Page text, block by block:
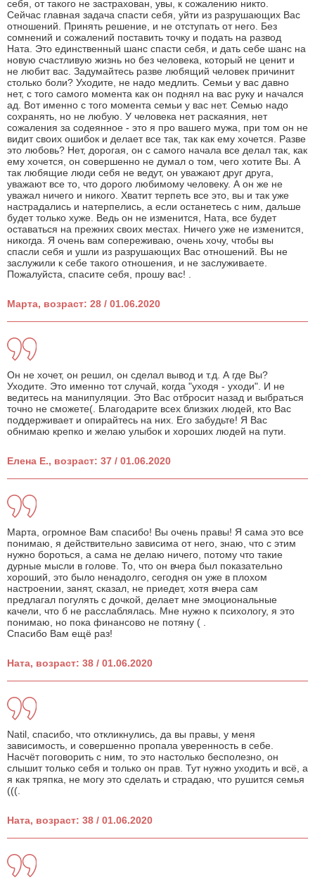
себя, от такого не застрахован, увы, к сожалению никто.
Сейчас главная задача спасти себя, уйти из разрушающих Вас
отношений. Принять решение, и не отступать от него. Без
сомнений и сожалений поставить точку и подать на развод
Ната. Это единственный шанс спасти себя, и дать себе шанс на
новую счастливую жизнь но без человека, который не ценит и
не любит вас. Задумайтесь разве любящий человек причинит
столько боли? Уходите, не надо медлить. Семьи у вас давно
нет, с того самого момента как он поднял на вас руку и начался
ад. Вот именно с того момента семьи у вас нет. Семью надо
сохранять, но не любую. У человека нет раскаяния, нет
сожаления за содеянное - это я про вашего мужа, при том он не
видит своих ошибок и делает все так, так как ему хочется. Разве
это любовь? Нет, дорогая, он с самого начала все делал так, как
ему хочется, он совершенно не думал о том, чего хотите Вы. А
так любящие люди себя не ведут, он уважают друг друга,
уважают все то, что дорого любимому человеку. А он же не
уважал ничего и никого. Хватит терпеть все это, вы и так уже
настрадались и натерпелись, а если останетесь с ним, дальше
будет только хуже. Ведь он не изменится, Ната, все будет
оставаться на прежних своих местах. Ничего уже не изменится,
никогда. Я очень вам сопереживаю, очень хочу, чтобы вы
спасли себя и ушли из разрушающих Вас отношений. Вы не
заслужили к себе такого отношения, и не заслуживаете.
Пожалуйста, спасите себя, прошу вас! .
Марта, возраст: 28 / 01.06.2020
Он не хочет, он решил, он сделал вывод и т.д. А где Вы?
Уходите. Это именно тот случай, когда "уходя - уходи". И не
ведитесь на манипуляции. Это Вас отбросит назад и выбраться
точно не сможете(. Благодарите всех близких людей, кто Вас
поддерживает и опирайтесь на них. Его забудьте! Я Вас
обнимаю крепко и желаю улыбок и хороших людей на пути.
Елена Е., возраст: 37 / 01.06.2020
Марта, огромное Вам спасибо! Вы очень правы! Я сама это все
понимаю, я действительно зависима от него, знаю, что с этим
нужно бороться, а сама не делаю ничего, потому что такие
дурные мысли в голове. То, что он вчера был показательно
хороший, это было ненадолго, сегодня он уже в плохом
настроении, занят, сказал, не приедет, хотя вчера сам
предлагал погулять с дочкой, делает мне эмоциональные
качели, что б не расслаблялась. Мне нужно к психологу, я это
понимаю, но пока финансово не потяну ( .
Спасибо Вам ещё раз!
Ната, возраст: 38 / 01.06.2020
Natil, спасибо, что откликнулись, да вы правы, у меня
зависимость, и совершенно пропала уверенность в себе.
Насчёт поговорить с ним, то это настолько бесполезно, он
слышит только себя и только он прав. Тут нужно уходить и всё, а
я как тряпка, не могу это сделать и страдаю, что рушится семья
(((.
Ната, возраст: 38 / 01.06.2020